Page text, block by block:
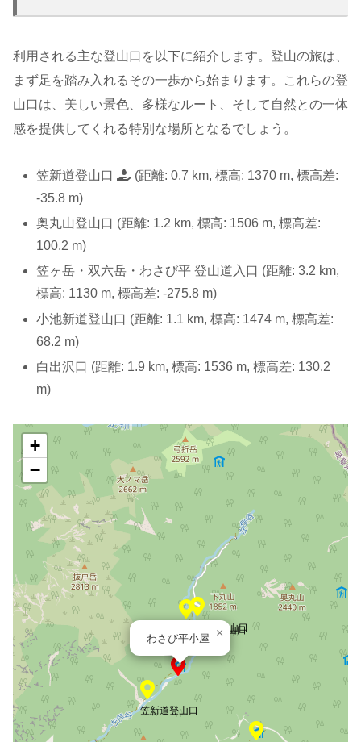
利用される主な登山口を以下に紹介します。登山の旅は、
まず足を踏み入れるその一歩から始まります。これらの登
山口は、美しい景色、多様なルート、そして自然との一体
感を提供してくれる特別な場所となるでしょう。
笠新道登山口
(距離: 0.7 km, 標高: 1370 m, 標高差:
-35.8 m)
奥丸山登山口 (距離: 1.2 km, 標高: 1506 m, 標高差:
100.2 m)
笠ヶ岳・双六岳・わさび平 登山道入口 (距離: 3.2 km,
標高: 1130 m, 標高差: -275.8 m)
小池新道登山口 (距離: 1.1 km, 標高: 1474 m, 標高差:
68.2 m)
白出沢口 (距離: 1.9 km, 標高: 1536 m, 標高差: 130.2
m)
笠新道登山口
奥丸山登山口
小池新道登山口
わさび平小屋 ×
+
−